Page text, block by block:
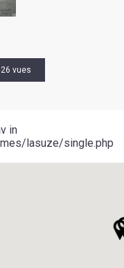
vues
in
lasuze/single.php